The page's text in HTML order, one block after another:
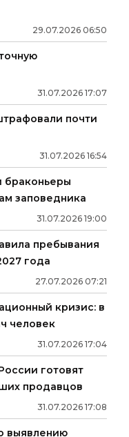
29.07.2026 06:50
31.07.2026 17:07
почти
31.07.2026 16:54
браконьеры
заповедника
31.07.2026 19:00
пребывания
года
27.07.2026 07:21
кризис: в
человек
31.07.2026 17:04
готовят
продавцов
31.07.2026 17:08
выявлению